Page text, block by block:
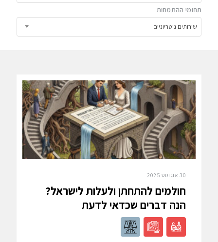
תחומי ההתמחות
שירותים נוטריוניים
30 אוגוסט 2025
חולמים להתחתן ולעלות לישראל?
הנה דברים שכדאי לדעת